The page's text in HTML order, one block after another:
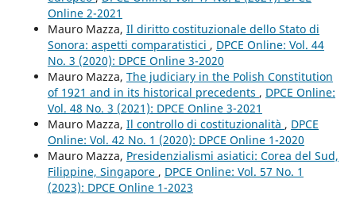
Online 2-2021
Mauro Mazza, Il diritto costituzionale dello Stato di
Sonora: aspetti comparatistici , DPCE Online: Vol. 44
No. 3 (2020): DPCE Online 3-2020
Mauro Mazza, The judiciary in the Polish Constitution
of 1921 and in its historical precedents , DPCE Online:
Vol. 48 No. 3 (2021): DPCE Online 3-2021
Mauro Mazza, Il controllo di costituzionalità , DPCE
Online: Vol. 42 No. 1 (2020): DPCE Online 1-2020
Mauro Mazza, Presidenzialismi asiatici: Corea del Sud,
Filippine, Singapore , DPCE Online: Vol. 57 No. 1
(2023): DPCE Online 1-2023